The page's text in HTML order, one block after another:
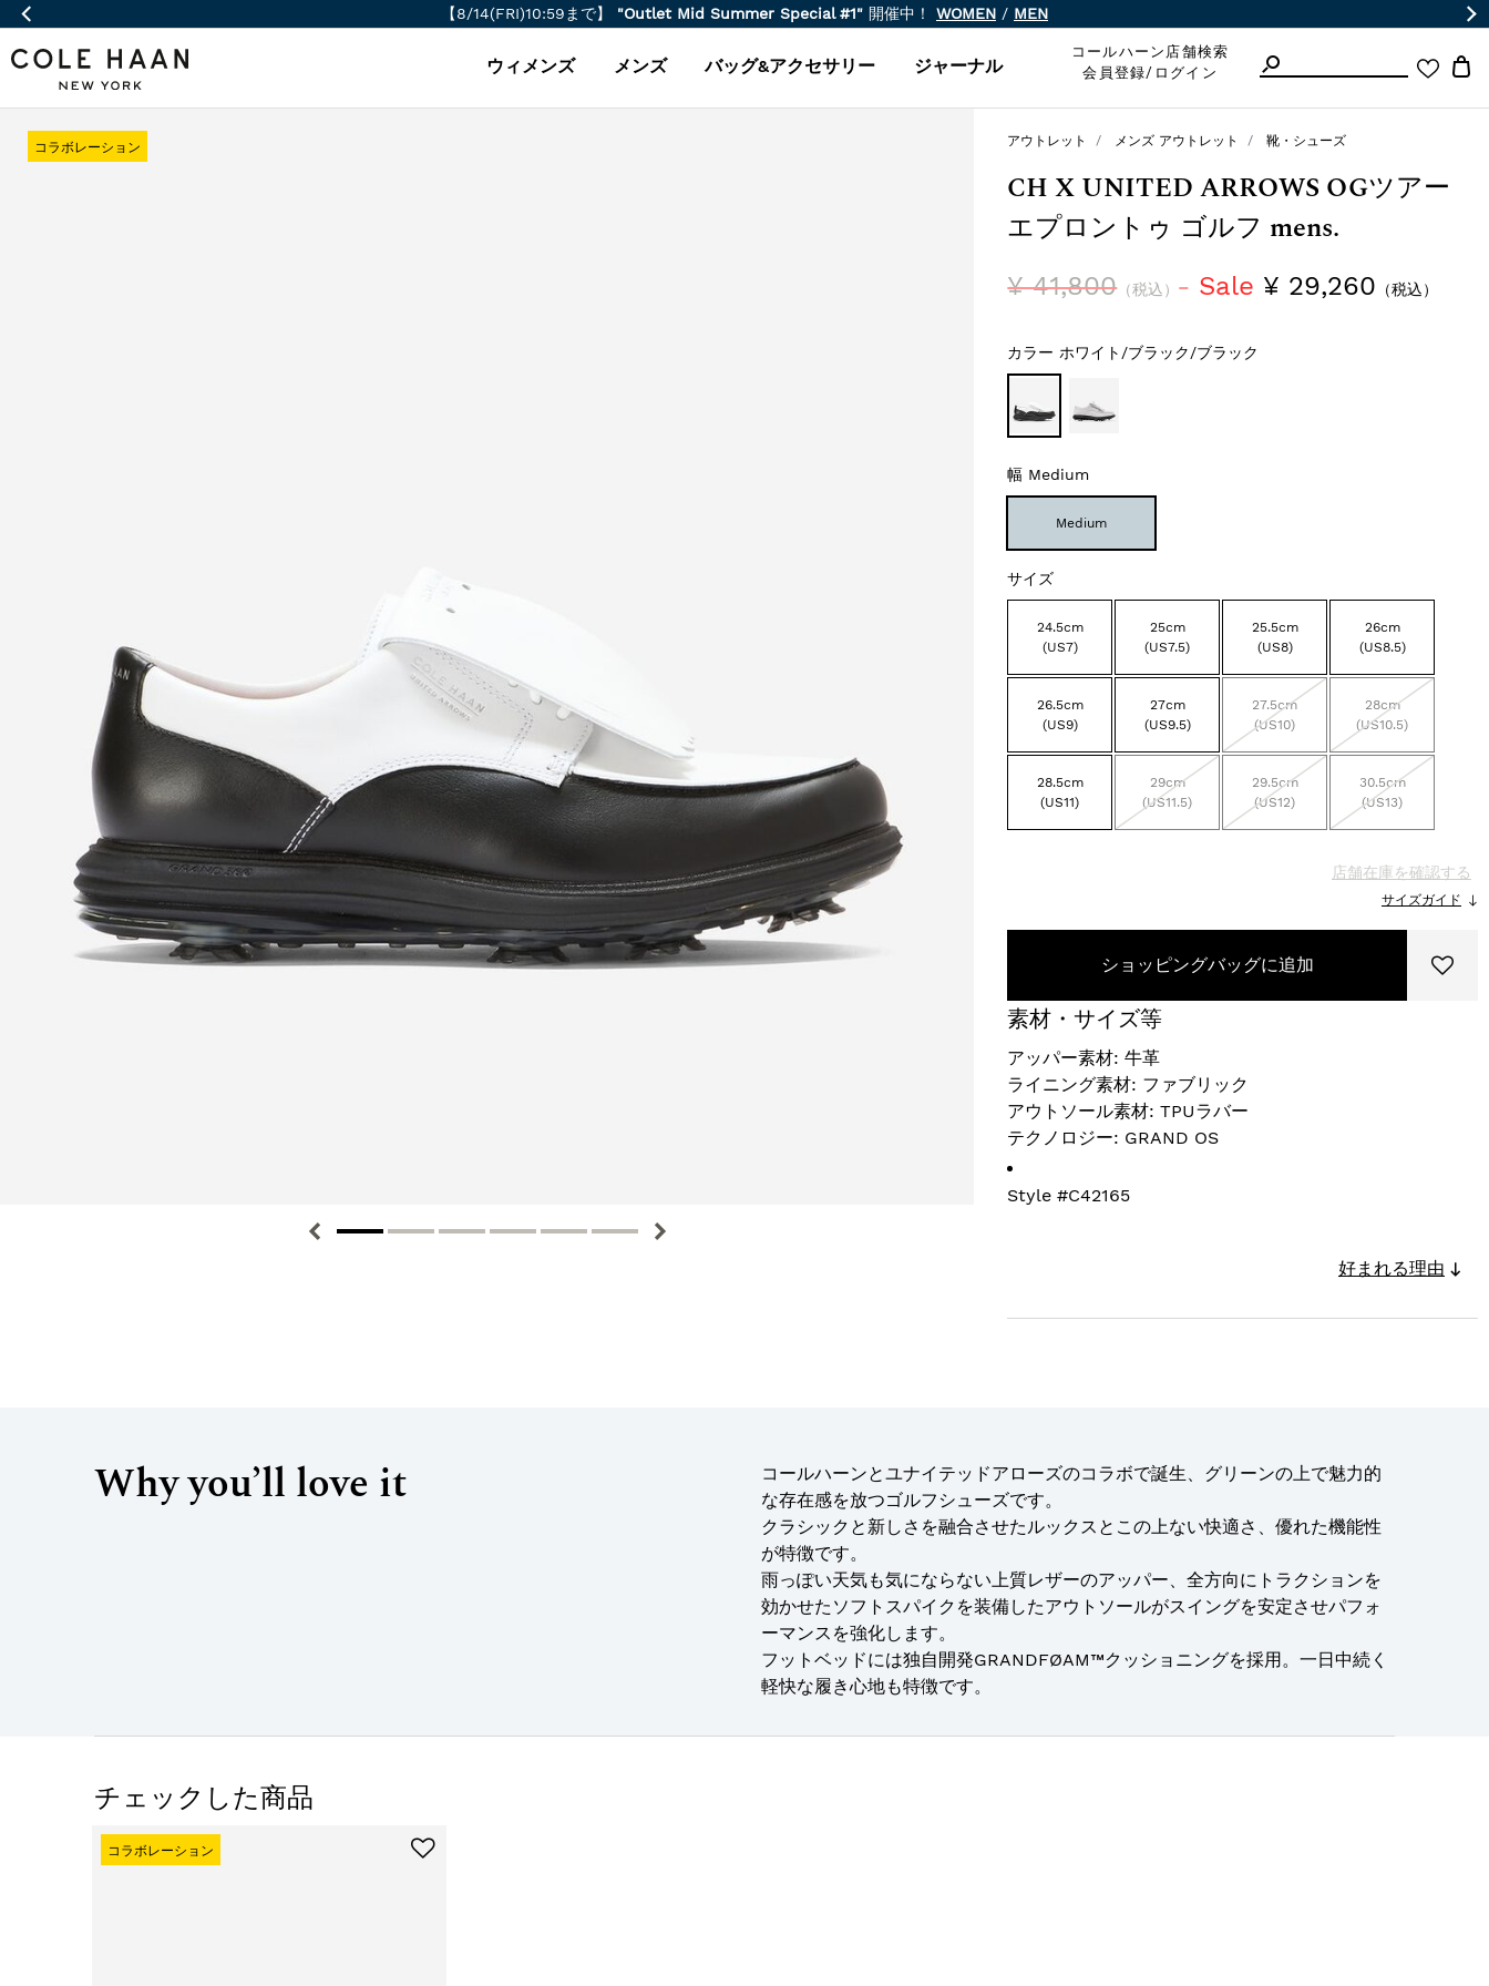
【8/14(FRI)10:59まで】 "Outlet Mid Summer Special #1" 開催中！ WOMEN / MEN
ウィメンズ メンズ バッグ&アクセサリー ジャーナル
コールハーン店舗検索
会員登録/ログイン
コラボレーション アウトレット メンズ アウトレット 靴・シューズ
CH X UNITED ARROWS OGツアー
エプロントゥ ゴルフ mens.
¥ 41,800（税込） Sale ¥ 29,260 （税込）
カラー ホワイト/ブラック/ブラック
幅 Medium
Medium
サイズ
24.5cm
(US7)
25cm
(US7.5)
25.5cm
(US8)
26cm
(US8.5)
26.5cm
(US9)
27cm
(US9.5)
27.5cm
(US10)
28cm
(US10.5)
28.5cm
(US11)
29cm
(US11.5)
29.5cm
(US12)
30.5cm
(US13)
店舗在庫を確認する
サイズガイド
ショッピングバッグに追加
素材・サイズ等
アッパー素材: 牛革
ライニング素材: ファブリック
アウトソール素材: TPUラバー
テクノロジー: GRAND OS
Style #C42165
好まれる理由
Why you’ll love it
コールハーンとユナイテッドアローズのコラボで誕生、グリーンの上で魅力的
な存在感を放つゴルフシューズです。
クラシックと新しさを融合させたルックスとこの上ない快適さ、優れた機能性
が特徴です。
雨っぽい天気も気にならない上質レザーのアッパー、全方向にトラクションを
効かせたソフトスパイクを装備したアウトソールがスイングを安定させパフォ
ーマンスを強化します。
フットベッドには独自開発GRANDFØAM™クッショニングを採用。一日中続く
軽快な履き心地も特徴です。
チェックした商品
コラボレーション